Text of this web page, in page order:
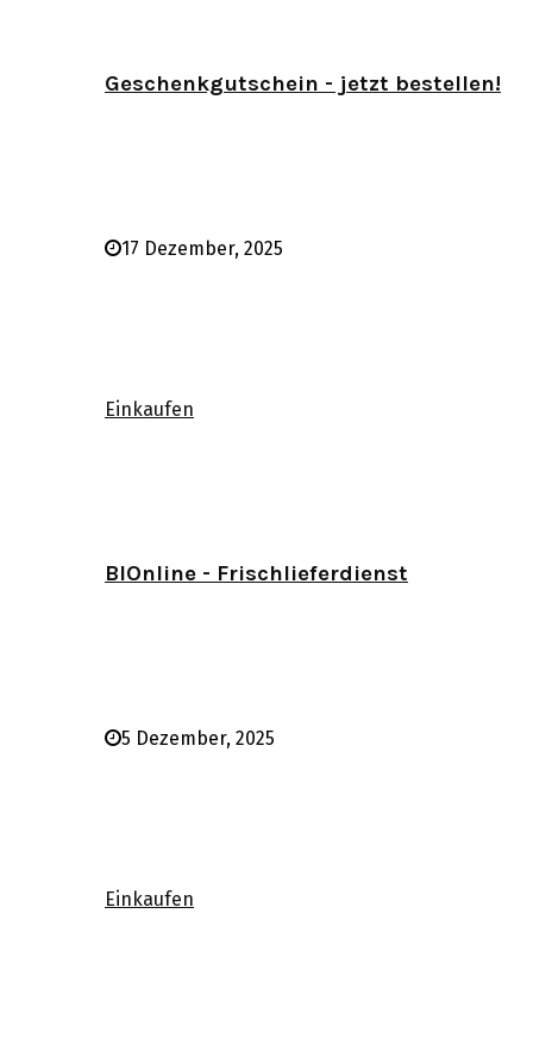
Geschenkgutschein - jetzt bestellen!
17 Dezember, 2025
Einkaufen
BIOnline - Frischlieferdienst
5 Dezember, 2025
Einkaufen